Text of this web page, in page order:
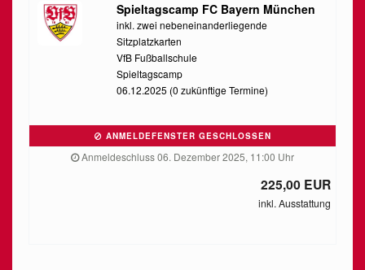
Spieltagscamp FC Bayern München
inkl. zwei nebeneinanderliegende
Sitzplatzkarten
VfB Fußballschule
Spieltagscamp
06.12.2025 (0 zukünftige Termine)
ANMELDEFENSTER GESCHLOSSEN
Anmeldeschluss 06. Dezember 2025, 11:00 Uhr
225,00 EUR
inkl. Ausstattung